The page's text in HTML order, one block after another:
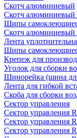
Скотч алюминиевый
Скотч алюминиевый
Шипы
Скотч
Лента
Шипы
Крепеж для
Уголок для сборки
Шинорейка (шина
Лента для гибкой
Скоба для сборки
Сектор управления
Сектор управления
Сектор управления
Сектор управления